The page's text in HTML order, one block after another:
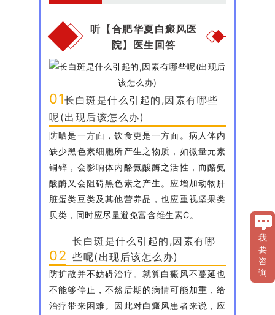
听【合肥华夏白癜风医
院】医生回答
01长白斑是什么引起的,因素有哪些
呢(出现后该怎么办)
防晒是一方面，饮食更是一方面。病人体内
缺少黑色素细胞所产生之物质，如微量元素
铜锌，会影响体内酪氨酸酶之活性，而酪氨
酸酶又会阻碍黑色素之产生。应增加动物肝
脏蛋类豆类及其他营养品，也应重视坚果类
贝类，同时应尽量避免富含维生素C。
02
长白斑是什么引起的,因素有哪
些呢(出现后该怎么办)
防扩散并不妨碍治疗。就算白癜风不蔓延也
不能够停止，不然后期的病情可能加重，给
治疗带来困难。因此对白癜风患者来说，应
我
要
咨
询